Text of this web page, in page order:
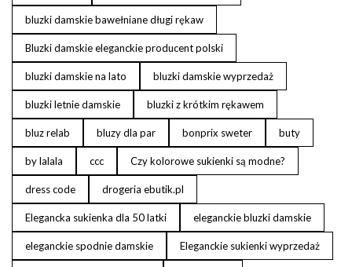
bluzki damskie bawełniane długi rękaw
Bluzki damskie eleganckie producent polski
bluzki damskie na lato bluzki damskie wyprzedaż
bluzki letnie damskie bluzki z krótkim rękawem
bluz relab bluzy dla par bonprix sweter buty
by lalala ccc Czy kolorowe sukienki są modne?
dress code drogeria ebutik.pl
Elegancka sukienka dla 50 latki eleganckie bluzki damskie
eleganckie spodnie damskie Eleganckie sukienki wyprzedaż